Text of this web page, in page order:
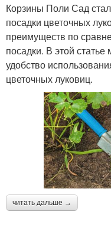
Корзины Поли Сад
посадки цветочных
преимуществ по
посадки. В этой
удобство
цветочных луковиц.
читать дальше →